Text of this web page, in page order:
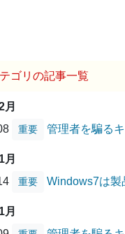
ゴリの記事一覧
月
重要 管理者を騙る
月
重要 Windows7は製
月